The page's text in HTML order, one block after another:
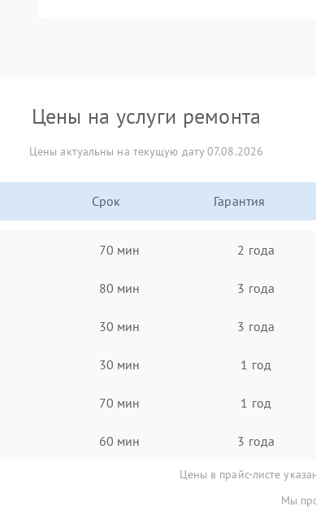
Цены на услуги ремонта
Цены актуальны на текущую дату 07.08.2026
Срок Гарантия
70 мин 2 года
80 мин 3 года
30 мин 3 года
30 мин 1 год
70 мин 1 год
60 мин 3 года
Цены в прайс-листе
Мы